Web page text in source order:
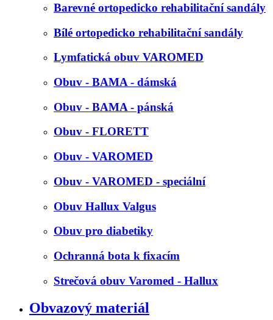
Barevné ortopedicko rehabilitační sandály
Bílé ortopedicko rehabilitační sandály
Lymfatická obuv VAROMED
Obuv - BAMA - dámská
Obuv - BAMA - pánská
Obuv - FLORETT
Obuv - VAROMED
Obuv - VAROMED - speciální
Obuv Hallux Valgus
Obuv pro diabetiky
Ochranná bota k fixacím
Strečová obuv Varomed - Hallux
Obvazový materiál